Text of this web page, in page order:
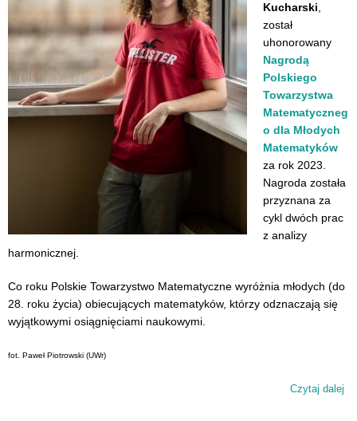
Kucharski
został
uhonorowany
Nagrodą
Polskiego
Towarzystwa
Matematyczneg
o dla Młodych
Matematyków
za rok 2023.
Nagroda została
przyznana za
cykl dwóch prac
z analizy
harmonicznej.
Co roku Polskie Towarzystwo Matematyczne wyróżnia młodych (do
28. roku życia) obiecujących matematyków, którzy odznaczają się
wyjątkowymi osiągnięciami naukowymi.
fot. Paweł Piotrowski (UWr)
Czytaj dalej